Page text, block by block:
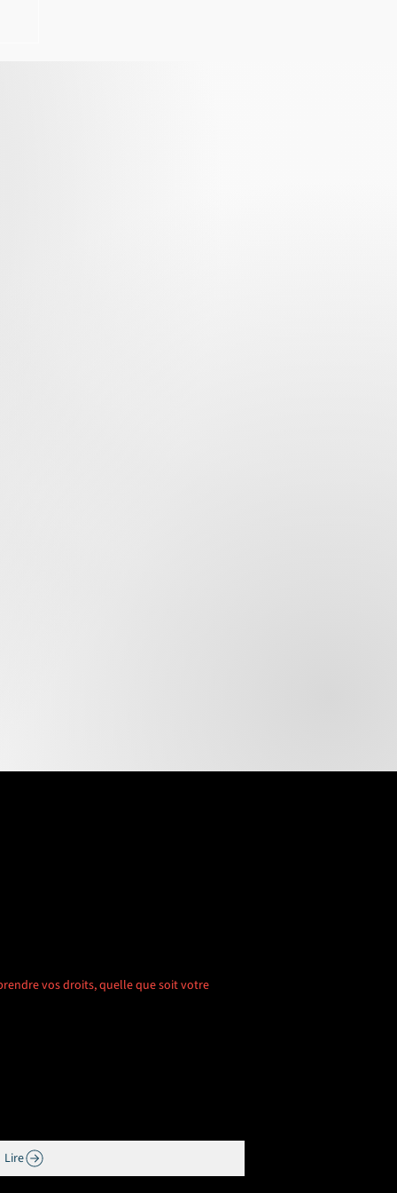
vos droits, quelle que soit votre
Lire